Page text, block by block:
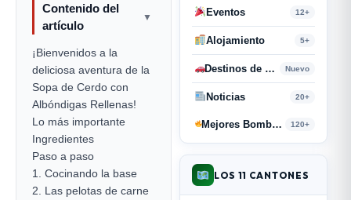
Contenido del
artículo
▼
¡Bienvenidos a la
deliciosa aventura de la
Sopa de Cerdo con
Albóndigas Rellenas!
Lo más importante
Ingredientes
Paso a paso
1. Cocinando la base
2. Las pelotas de carne
Eventos 12+
Alojamiento 5+
Destinos de Paso Nuevo
Noticias 20+
Mejores Bombas y Retahílas 120+
LOS 11 CANTONES